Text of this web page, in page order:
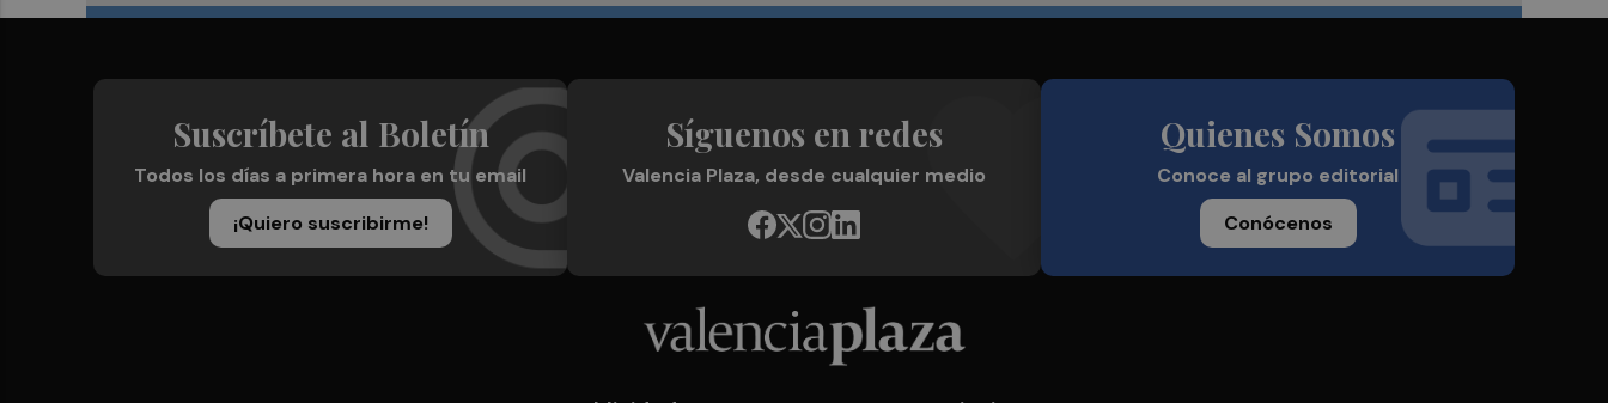
Suscríbete al Boletín
Todos los días a primera hora en tu email
¡Quiero suscribirme!
Síguenos en redes
Valencia Plaza, desde cualquier medio
Quienes Somos
Conoce al grupo editorial
Conócenos